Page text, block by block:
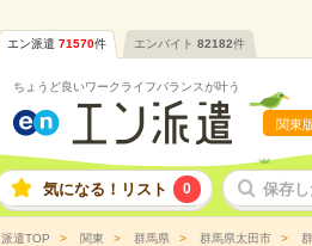
エン派遣 71570件 エンバイト 82182件
ちょうど良いワークライフバランスが叶う
関東
気になる！リスト 0 保存
派遣TOP 関東 群馬県 群馬県太田市